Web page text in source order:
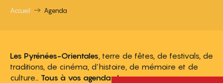
Accueil Agenda
Les Pyrénées-Orientales , terre de fêtes, de festivals, de
traditions, de cinéma, d’histoire, de mémoire et de
culture… Tous à vos agendas !